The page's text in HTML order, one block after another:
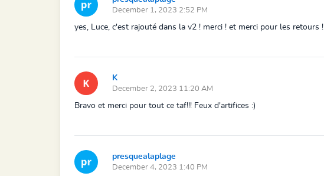
December 1, 2023 2:52 PM
yes, Luce, c'est rajouté dans la v2 ! merci ! et merci pour les retours !
K
December 2, 2023 11:20 AM
Bravo et merci pour tout ce taf!!! Feux d'artifices :)
presquealaplage
December 4, 2023 1:40 PM